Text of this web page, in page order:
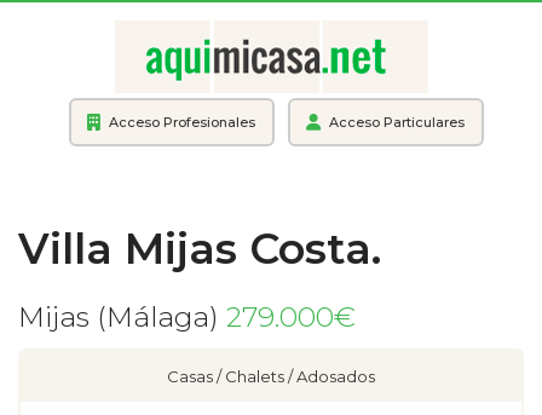
Acceso Profesionales Acceso Particulares
Villa Mijas Costa.
Mijas (Málaga) 279.000€
Casas / Chalets / Adosados